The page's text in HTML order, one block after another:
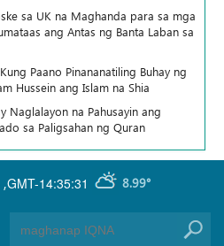
sa UK na Maghanda para sa mga
ang Antas ng Banta Laban sa
Paano Pinananatiling Buhay ng
Hussein ang Islam na Shia
Naglalayon na Pahusayin ang
sa Paligsahan ng Quran
GMT-14:35:31 8.99°
,